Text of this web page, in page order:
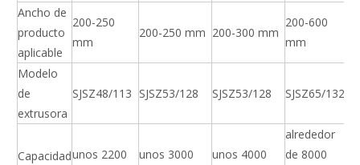
Ancho de
producto
aplicable
200-250
mm
200-250 mm 200-300 mm
200-600
mm
Modelo
de
extrusora
SJSZ48/113 SJSZ53/128 SJSZ53/128 SJSZ65/132
Capacidadunos 2200
unos 3000
unos 4000
alrededor
de 8000